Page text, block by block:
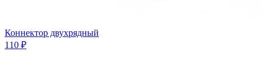
Коннектор двухрядный
110 ₽